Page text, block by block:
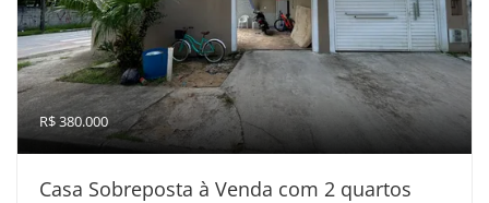
R$ 380.000
Casa Sobreposta à Venda com 2 quartos